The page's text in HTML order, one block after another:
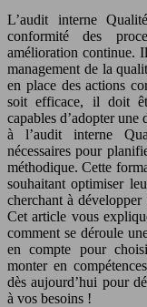
L’audit interne Qualité est un outil essentiel pour garantir la
conformité des
amélioration continue.
management de la
en place des actions
soit efficace, il doit
capables d’adopter
à l’audit interne
nécessaires pour
méthodique. Cette
souhaitant optimiser
cherchant à
Cet article vous
comment se déroule
en compte pour
monter en
dès aujourd’hui pour
à vos besoins !